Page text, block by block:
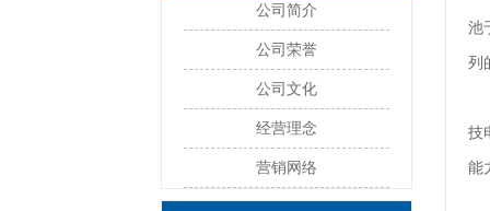
公司简介
公司荣誉
公司文化
经营理念
营销网络
池
列
技
能